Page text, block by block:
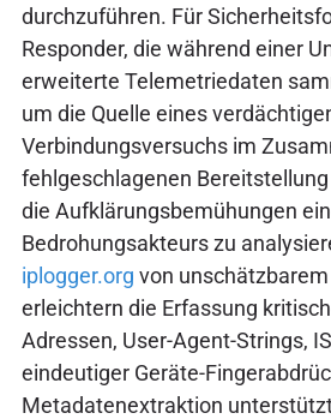
durchzuführen. Für
Responder, die während einer
erweiterte Telemetriedaten
um die Quelle eines
Verbindungsversuchs im
fehlgeschlagenen
die Aufklärungsbemühungen
Bedrohungsakteurs zu
iplogger.org von
erleichtern die Erfassung
Adressen, User-Agent-Strings,
eindeutiger Geräte-
Metadatenextraktion